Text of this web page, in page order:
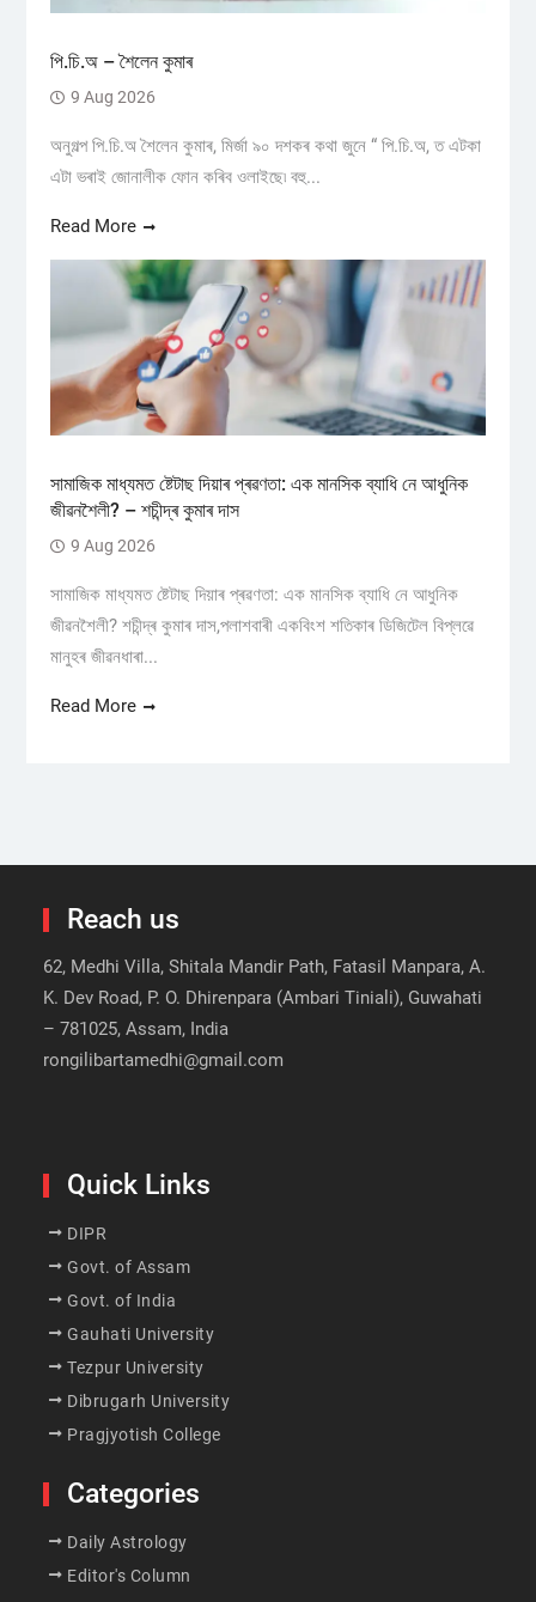
পি.চি.অ – শৈলেন কুমাৰ
9 Aug 2026
অনুগল্প পি.চি.অ শৈলেন কুমাৰ, মিৰ্জা ৯০ দশকৰ কথা জুনে “ পি.চি.অ, ত এটকা
এটা ভৰাই জোনালীক ফোন কৰিব ওলাইছে৷ বহু...
Read More
সামাজিক মাধ্যমত ষ্টেটাছ দিয়াৰ প্ৰৱণতা: এক মানসিক ব্যাধি নে আধুনিক
জীৱনশৈলী? – শচীন্দ্ৰ কুমাৰ দাস
9 Aug 2026
সামাজিক মাধ্যমত ষ্টেটাছ দিয়াৰ প্ৰৱণতা: এক মানসিক ব্যাধি নে আধুনিক
জীৱনশৈলী? শচীন্দ্ৰ কুমাৰ দাস,পলাশবাৰী একবিংশ শতিকাৰ ডিজিটেল বিপ্লৱে
মানুহৰ জীৱনধাৰা...
Read More
Reach us
62, Medhi Villa, Shitala Mandir Path, Fatasil Manpara, A.
K. Dev Road, P. O. Dhirenpara (Ambari Tiniali), Guwahati
– 781025, Assam, India
rongilibartamedhi@gmail.com
Quick Links
DIPR
Govt. of Assam
Govt. of India
Gauhati University
Tezpur University
Dibrugarh University
Pragjyotish College
Categories
Daily Astrology
Editor's Column